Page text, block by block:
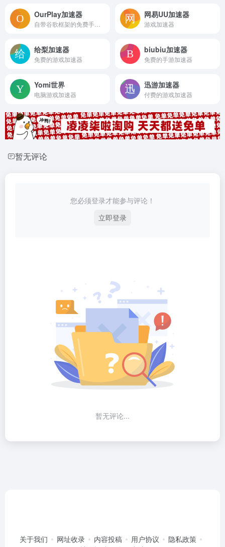
OurPlay加速器 网易UU加速器
游戏加速器
给梨加速器
免费的游戏加速器
biubiu加速器
免费的手游加速器
Yomi世界
电脑游戏加速器
迅游加速器
付费的游戏加速器
暂无评论
您必须登录才能参与评论！
立即登录
暂无评论...
关于我们 网址收录 内容投稿 用户协议
隐私政策